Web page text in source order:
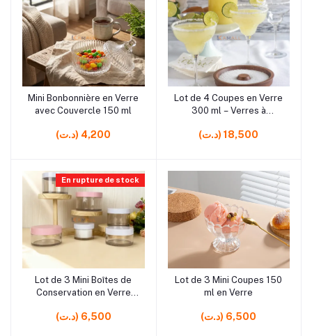
rrrrrr6
Ajouter au panier
Mini Bonbonnière en Verre
avec Couvercle 150 ml
(د.ت) 4,200
rrrrrr5
Ajouter au panier
Lot de 4 Coupes en Verre
300 ml – Verres à
17 cm
(د.ت) 18,500
rrrrrr0
En rupture de stock
Ajouter au panier
Lot de 3 Mini Boîtes de
Conservation en Verre
Plastique
(د.ت) 6,500
rrrrrr5
Ajouter au panier
Lot de 3 Mini Coupes 150
ml en Verre
(د.ت) 6,500